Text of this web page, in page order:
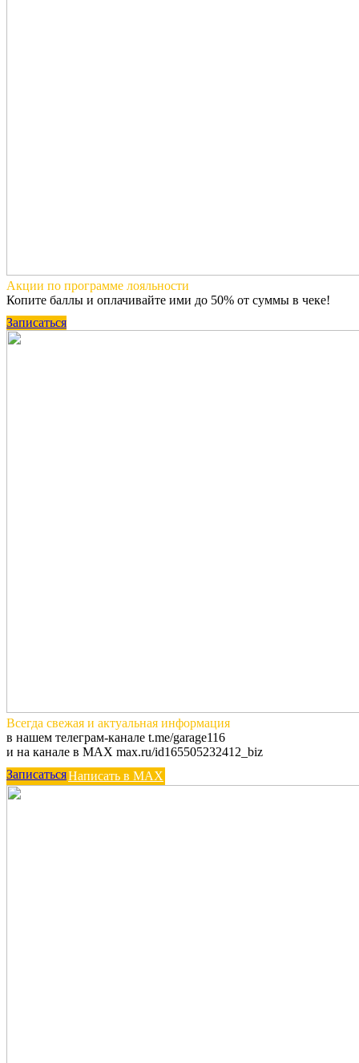
Акции по программе лояльности
Копите баллы и оплачивайте ими до 50% от суммы в чеке!
Записаться
Всегда свежая и актуальная информация
в нашем телеграм-канале t.me/garage116
и на канале в MAX max.ru/id165505232412_biz
ЗаписатьсяНаписать в MAX